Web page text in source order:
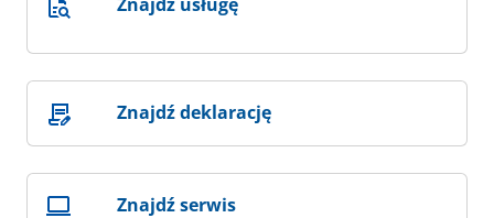
Znajdź deklarację
Znajdź serwis